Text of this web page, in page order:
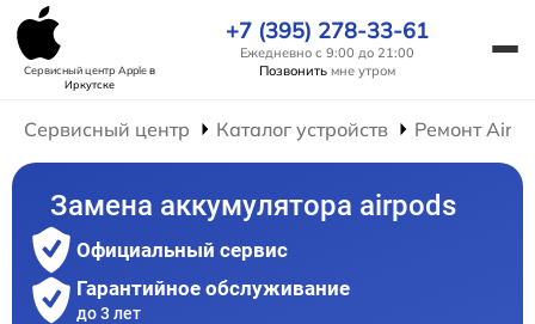
Сервисный центр Appleв
Иркутске
+7 (395) 278-33-61
Ежедневно с 9:00 до 21:00
Позвонить мне утром
Сервисный центр Каталог устройств Ремонт
Замена аккумулятора airpods
Официальный сервис
Гарантийное обслуживание
до 3 лет